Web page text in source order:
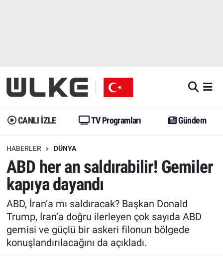
CANLI İZLE TV Programları Gündem
HABERLER DÜNYA
ABD her an saldırabilir! Gemiler
kapıya dayandı
ABD, İran’a mı saldıracak? Başkan Donald
Trump, İran’a doğru ilerleyen çok sayıda ABD
gemisi ve güçlü bir askeri filonun bölgede
konuşlandırılacağını da açıkladı.
Gündem
Dünya
Erişim Bilgileri
Ekonomi
Trend
Özel Haberler
Gündem
Trend
Erişim Bilgileri
Spor
Ekonomi
Dünya
İstanbul Namaz Vakitleri
Trafik Durumu
Erişim Bilgileri
Tüm Manşetler
Son Dakika Haberleri
Haber Arşivi